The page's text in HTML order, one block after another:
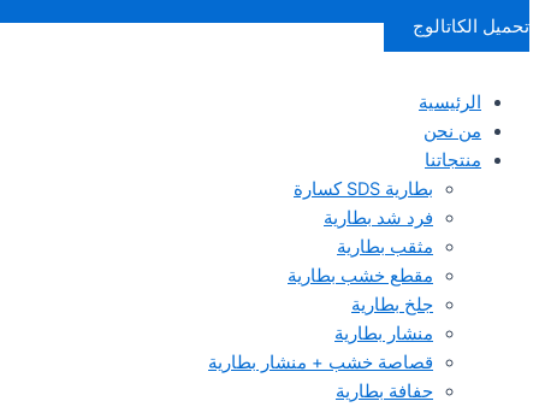
تحميل الكاتالوج
الرئيسية
من نحن
منتجاتنا
بطارية SDS كسارة
فرد شد بطارية
مثقب بطارية
مقطع خشب بطارية
جلخ بطارية
منشار بطارية
قصاصة خشب + منشار بطارية
حفافة بطارية